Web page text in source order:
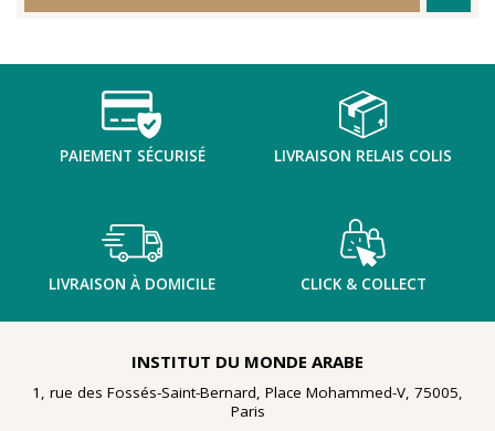
PAIEMENT SÉCURISÉ LIVRAISON RELAIS COLIS
LIVRAISON À DOMICILE CLICK & COLLECT
INSTITUT DU MONDE ARABE
1, rue des Fossés-Saint-Bernard, Place Mohammed-V, 75005,
Paris